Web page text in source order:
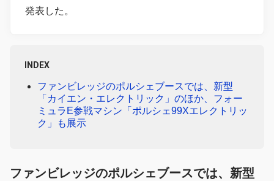
発表した。
INDEX
ファンビレッジのポルシェブースでは、新型
「カイエン・エレクトリック」のほか、フォー
ミュラE参戦マシン「ポルシェ99Xエレクトリッ
ク」も展示
ファンビレッジのポルシェブースでは、新型